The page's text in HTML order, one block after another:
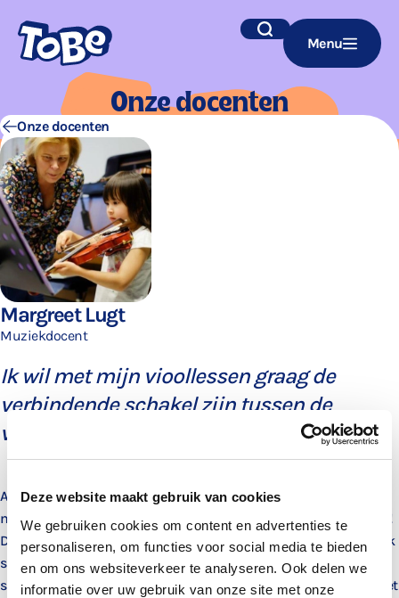
Deze website maakt gebruik van cookies
We gebruiken cookies om content en advertenties te
personaliseren, om functies voor social media te bieden
en om ons websiteverkeer te analyseren. Ook delen we
informatie over uw gebruik van onze site met onze
Navigatie
overslaan
Zoek Menu
Onze docen­ten
Onze docenten
Ik wil met mijn vioollessen graag de
verbindende schakel zijn tussen de
vioolles en het orkest.
Al vroeg werd ik gegrepen door het samenspelen met andere
musici. Het spelen in een orkest is voor mij iedere dag een feest!
Door samen te musiceren bereik en verbind je zoveel mensen. Ik
stimuleer mijn leerlingen dan ook zo veel mogelijk samen te
spelen. En die mogelijkheid biedt ToBe; samenspelen kan bij het
Margreet Lugt
Muziekdocent